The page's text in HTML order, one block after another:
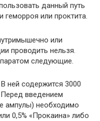
данный путь
геморроя или проктита.
или
проводить нельзя.
следующие.
В ней содержится 3000
введением
ампулы) необходимо
0,5% «Прокаина» либо